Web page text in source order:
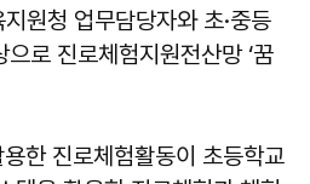
원청 업무담당자와 초·중등
로 진로체험지원전산망 ‘꿈
용한 진로체험활동이 초등학교